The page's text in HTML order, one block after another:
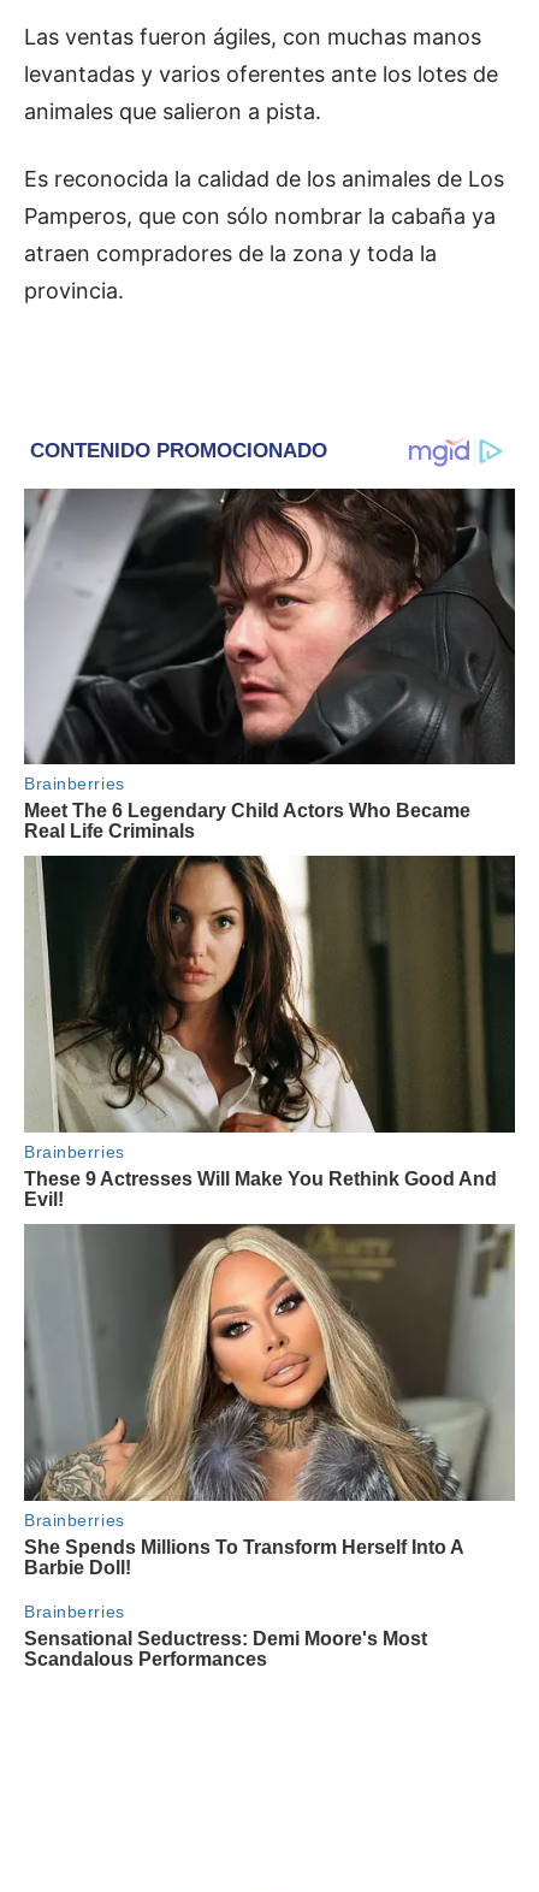
Las ventas fueron ágiles, con muchas manos
levantadas y varios oferentes ante los lotes de
animales que salieron a pista.
Es reconocida la calidad de los animales de Los
Pamperos, que con sólo nombrar la cabaña ya
atraen compradores de la zona y toda la
provincia.